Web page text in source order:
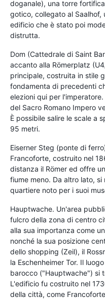
doganale), una torre
gotico, collegato al Saalhof,
edificio che è stato poi
distrutta.
Dom (Cattedrale di Saint
accanto alla Römerplatz
principale, costruita in stile
fondamenta di precedenti
elezioni qui per
del Sacro Romano Impero
È possibile salire le scale a
95 metri.
Eiserner Steg (ponte di
Francoforte, costruito nel
distanza il Römer ed offre
fiume meno. Da altro lato,
quartiere noto per i suoi
Hauptwache. Un'area
fulcro della zona di centro
alla sua importanza come
nonché la sua posizione
dello shopping (Zeil), il
la Eschenheimer Tor. Il
barocco ("Hauptwache") si
L'edificio fu costruito nel
della città, come